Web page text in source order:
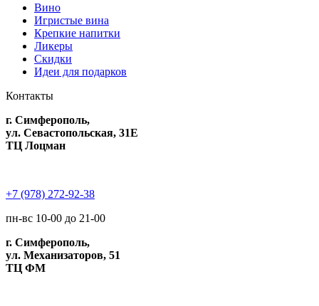
Вино
Игристые вина
Крепкие напитки
Ликеры
Скидки
Идеи для подарков
Контакты
г. Симферополь,
ул. Севастопольская, 31Е
ТЦ Лоцман
+7 (978) 272-92-38
пн-вс 10-00 до 21-00
г. Симферополь,
ул. Механизаторов, 51
ТЦ ФМ